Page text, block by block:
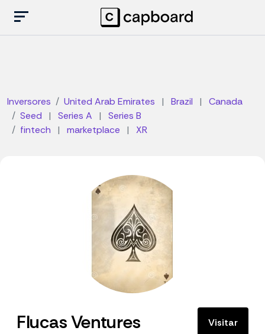
Inversores United Arab Emirates | Brazil |
Canada
Seed
| Series A |
Series B
fintech
| marketplace | XR
Flucas Ventures Visitar